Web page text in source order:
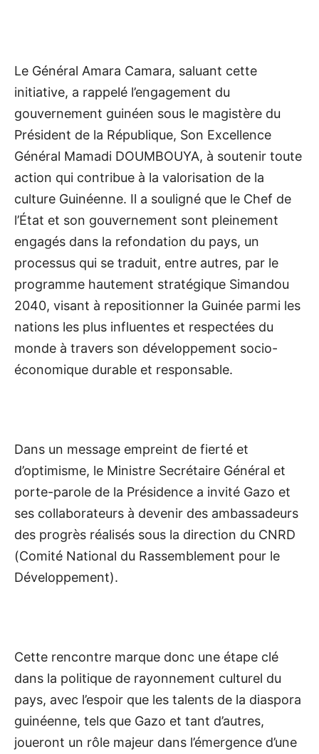
Le Général Amara Camara, saluant cette
initiative, a rappelé l’engagement du
gouvernement guinéen sous le magistère du
Président de la République, Son Excellence
Général Mamadi DOUMBOUYA, à soutenir toute
action qui contribue à la valorisation de la
culture Guinéenne. Il a souligné que le Chef de
l’État et son gouvernement sont pleinement
engagés dans la refondation du pays, un
processus qui se traduit, entre autres, par le
programme hautement stratégique Simandou
2040, visant à repositionner la Guinée parmi les
nations les plus influentes et respectées du
monde à travers son développement socio-
économique durable et responsable.
Dans un message empreint de fierté et
d’optimisme, le Ministre Secrétaire Général et
porte-parole de la Présidence a invité Gazo et
ses collaborateurs à devenir des ambassadeurs
des progrès réalisés sous la direction du CNRD
(Comité National du Rassemblement pour le
Développement).
Cette rencontre marque donc une étape clé
dans la politique de rayonnement culturel du
pays, avec l’espoir que les talents de la diaspora
guinéenne, tels que Gazo et tant d’autres,
joueront un rôle majeur dans l’émergence d’une